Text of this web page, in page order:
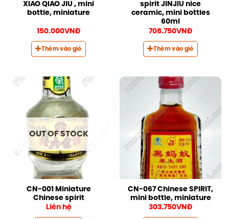
XIAO QIAO JIU , mini
bottle, miniature
150.000VNĐ
Thêm vào giỏ
spirit JINJIU nice
ceramic, mini bottles
60ml
708.750VNĐ
Thêm vào giỏ
OUT OF STOCK
CN-001 Miniature
Chinese spirit
Liên hệ
CN-067 Chinese SPIRIT,
mini bottle, miniature
303.750VNĐ